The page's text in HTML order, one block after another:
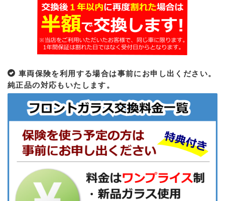
車両保険を利用する場合は事前にお申し出ください。
純正品の対応もいたします。